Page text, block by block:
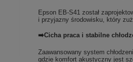
Epson EB-S41 został
i przyjazny środowisku, który
➡️Cicha praca i stabilne
Zaawansowany system
gdzie komfort akustyczny jest